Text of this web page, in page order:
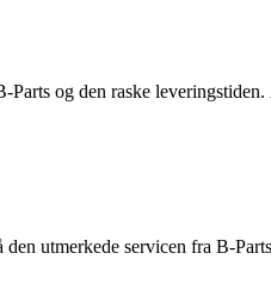
og den raske
utmerkede servicen fra B-